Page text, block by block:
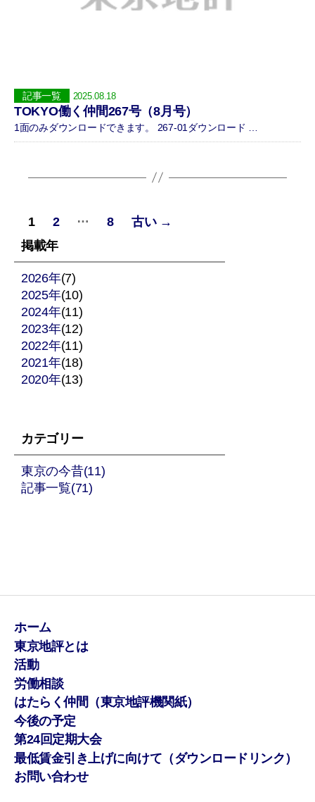
記事一覧 2025.08.18
TOKYO働く仲間267号（8月号）
1面のみダウンロードできます。 267-01ダウンロード …
投
稿
の
ペ
ー
ジ
送
1 2 … 8 古い →
掲載年
2026年(7)
2025年(10)
2024年(11)
2023年(12)
2022年(11)
2021年(18)
2020年(13)
カテゴリー
東京の今昔(11)
記事一覧(71)
ホーム
東京地評とは
活動
労働相談
はたらく仲間（東京地評機関紙）
今後の予定
第24回定期大会
最低賃金引き上げに向けて（ダウンロードリンク）
お問い合わせ